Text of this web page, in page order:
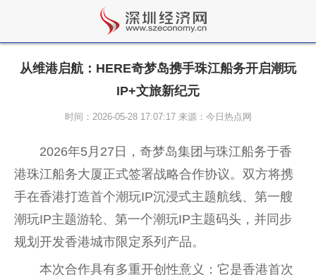
从维港启航：HERE奇梦岛携手珠江船务开启潮玩
IP+文旅新纪元
时间：2026-05-28 17:07:17 来源：今日热点网
2026年5月27日，奇梦岛集团与珠江船务于香
港珠江船务大厦正式签署战略合作协议。双方将携
手在香港打造首个潮玩IP沉浸式主题航线、第一艘
潮玩IP主题游轮、第一个潮玩IP主题码头，并同步
规划开发香港城市限定系列产品。
本次合作具有多重开创性意义：它是香港首次